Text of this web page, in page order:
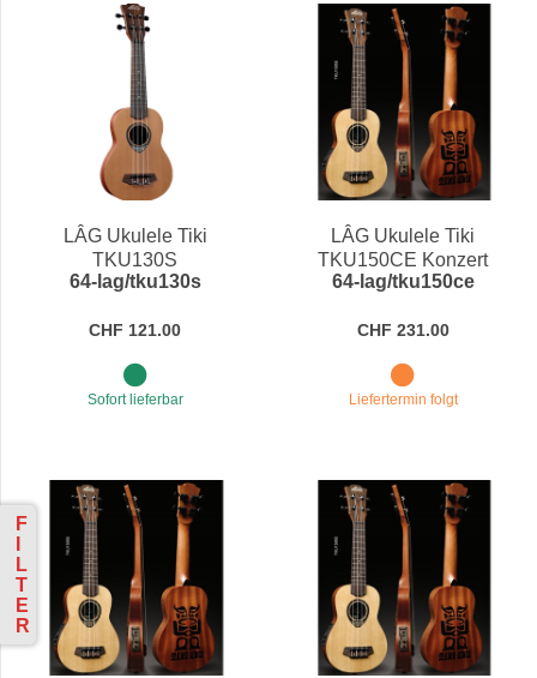
F
L
T
E
R
LÂG Ukulele Tiki
TKU130S
64-lag/tku130s
CHF 121.00
Sofort lieferbar
LÂG Ukulele Tiki
TKU150CE Konzert
64-lag/tku150ce
CHF 231.00
Liefertermin folgt